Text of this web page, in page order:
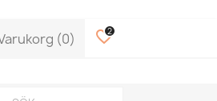
(0) favorite_border
2